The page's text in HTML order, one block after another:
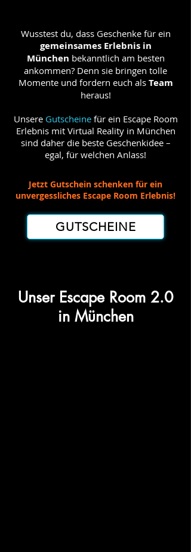
Wusstest du, dass Geschenke für ein
gemeinsames Erlebnis in
München bekanntlich am besten
ankommen? Denn sie bringen tolle
Momente und fordern euch als Team
heraus!
Unsere Gutscheinefür ein Escape Room
Erlebnis mit Virtual Reality in München
sind daher die beste Geschenkidee –
egal, für welchen Anlass!
Jetzt Gutschein schenken für ein
unvergessliches Escape Room Erlebnis!
GUTSCHEINE
Unser Escape Room 2.0
in München